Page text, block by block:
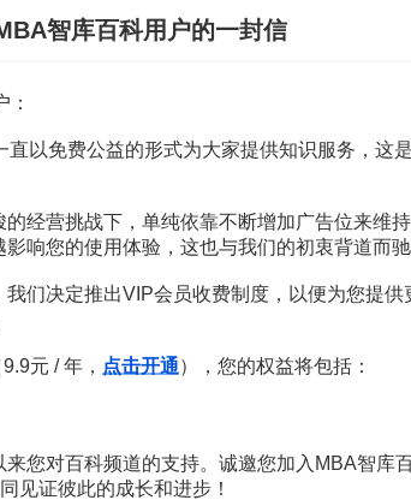
人臉識別系統
RPA機器人
超人工智慧
人類反饋強化學習
監督微調
獎勵模型
數據挖掘
數字數據
手工檢索
智库百科用户的一封信
直以免费公益的形式为大家提供知识服务，这
经营挑战下，单纯依靠不断增加广告位来维
响您的使用体验，这也与我们的初衷背道而驰
们决定推出VIP会员收费制度，以便为您提供
元 / 年， 点击开通），您的权益将包括：
您对百科频道的支持。诚邀您加入MBA智库
见证彼此的成长和进步！